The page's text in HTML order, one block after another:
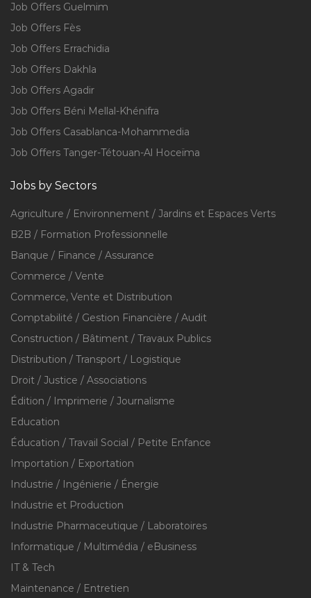
Job Offers Guelmim
Job Offers Fès
Job Offers Errachidia
Job Offers Dakhla
Job Offers Agadir
Job Offers Béni Mellal-Khénifra
Job Offers Casablanca-Mohammedia
Job Offers Tanger-Tétouan-Al Hoceïma
Jobs by Sectors
Agriculture / Environnement / Jardins et Espaces Verts
B2B / Formation Professionnelle
Banque / Finance / Assurance
Commerce / Vente
Commerce, Vente et Distribution
Comptabilité / Gestion Financière / Audit
Construction / Bâtiment / Travaux Publics
Distribution / Transport / Logistique
Droit / Justice / Associations
Édition / Imprimerie / Journalisme
Education
Éducation / Travail Social / Petite Enfance
Importation / Exportation
Industrie / Ingénierie / Énergie
Industrie et Production
Industrie Pharmaceutique / Laboratoires
Informatique / Multimédia / eBusiness
IT & Tech
Maintenance / Entretien